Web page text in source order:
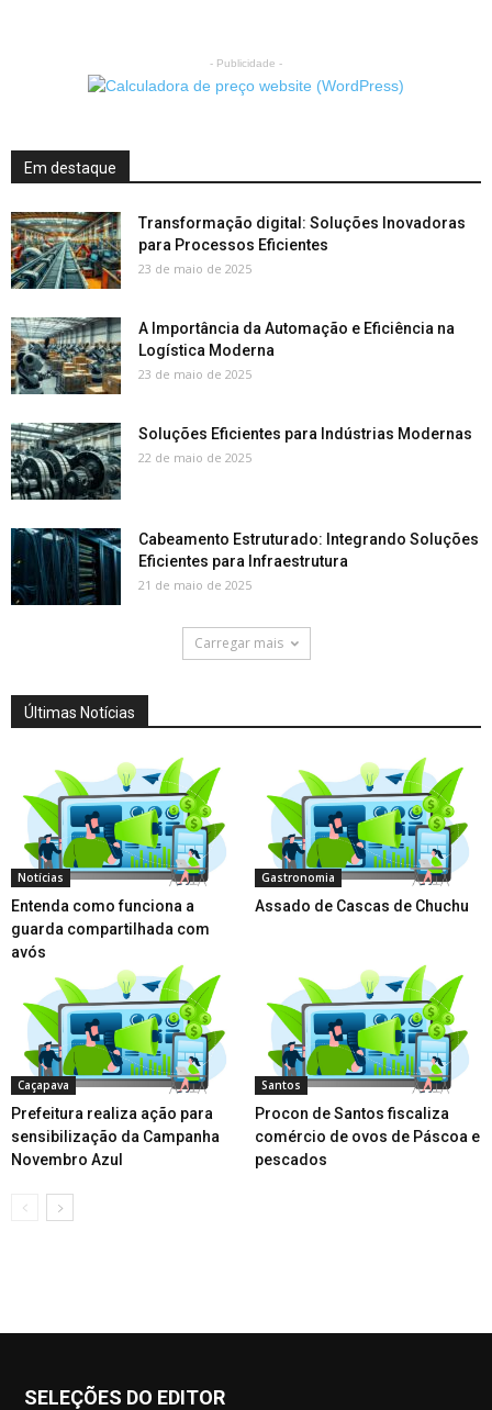
- Publicidade -
Em destaque
Transformação digital: Soluções Inovadoras
para Processos Eficientes
23 de maio de 2025
A Importância da Automação e Eficiência na
Logística Moderna
23 de maio de 2025
Soluções Eficientes para Indústrias Modernas
22 de maio de 2025
Cabeamento Estruturado: Integrando Soluções
Eficientes para Infraestrutura
21 de maio de 2025
Carregar mais
Últimas Notícias
Notícias
Entenda como funciona a
guarda compartilhada com
avós
Gastronomia
Assado de Cascas de Chuchu
Caçapava
Prefeitura realiza ação para
sensibilização da Campanha
Novembro Azul
Santos
Procon de Santos fiscaliza
comércio de ovos de Páscoa e
pescados
SELEÇÕES DO EDITOR